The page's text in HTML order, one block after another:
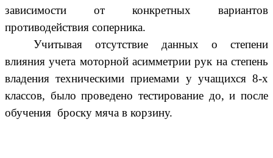
зависимости от конкретных вариантов
противодействия соперника.
Учитывая отсутствие данных о степени
влияния учета моторной асимметрии рук на степень
владения техническими приемами у учащихся 8-х
классов, было проведено тестирование до, и после
обучения броску мяча в корзину.